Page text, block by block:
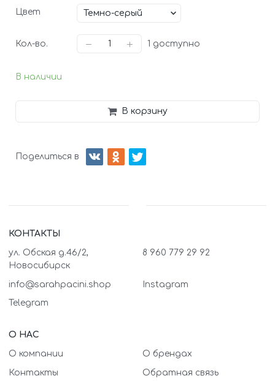
В наличии
Цвет
Кол-во. 1 доступно
В корзину
Поделиться в
КОНТАКТЫ
ул. Обская д.46/2,
Новосибирск
8 960 779 29 92
info@sarahpacini.shop Instagram
Telegram
О НАС
О компании О брендах
Контакты Обратная связь